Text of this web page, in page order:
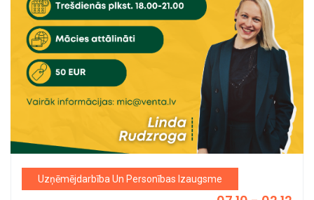
Uzņēmējdarbība Un Personības Izaugsme